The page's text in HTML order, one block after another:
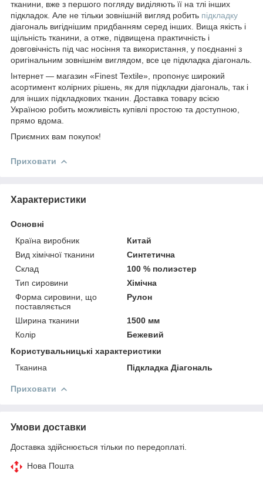
тканини, вже з першого погляду виділяють її на тлі інших
підкладок. Але не тільки зовнішній вигляд робить підкладку
діагональ вигіднішим придбанням серед інших. Вища якість і
щільність тканини, а отже, підвищена практичність і
довговічність під час носіння та використання, у поєднанні з
оригінальним зовнішнім виглядом, все це підкладка діагональ.
Інтернет — магазин «Finest Textile», пропонує широкий
асортимент колірних рішень, як для підкладки діагональ, так і
для інших підкладкових тканин. Доставка товару всією
Україною робить можливість купівлі простою та доступною,
прямо вдома.
Приємних вам покупок!
Приховати
Характеристики
Основні
Країна виробник
Китай
Вид хімічної тканини
Синтетична
Склад
100 % полиэстер
Тип сировини
Хімічна
Форма сировини, що
поставляється
Рулон
Ширина тканини
1500 мм
Колір
Бежевий
Користувальницькі характеристики
Тканина
Підкладка Діагональ
Приховати
Умови доставки
Доставка здійснюється тільки по передоплаті.
Нова Пошта